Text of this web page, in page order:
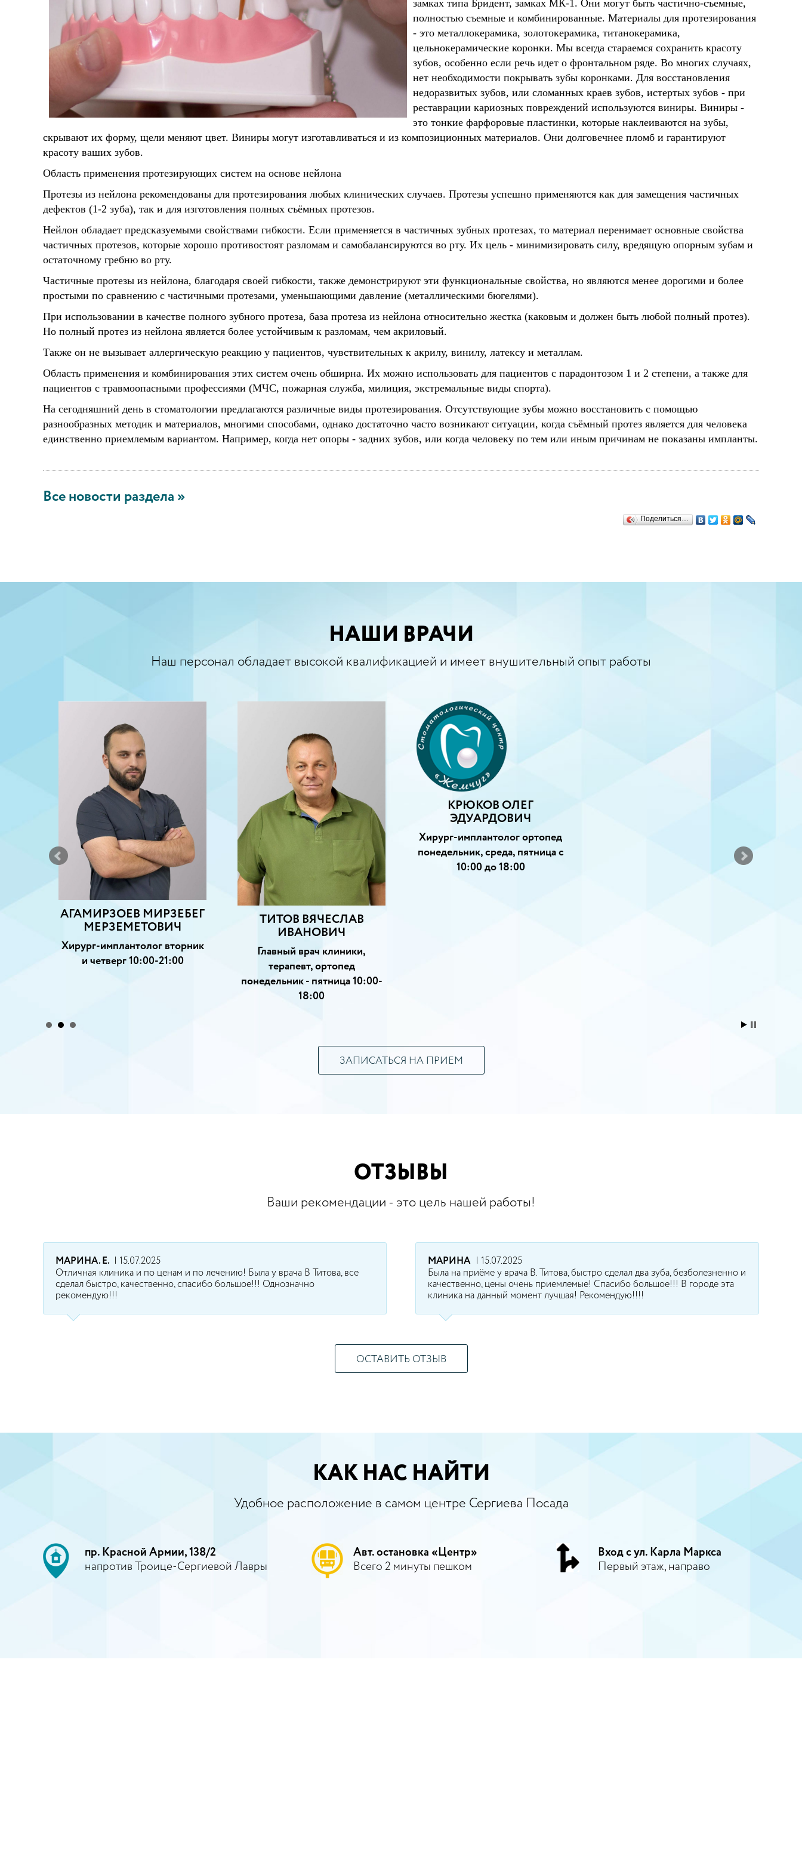
замках типа Бридент, замках МК-1. Они могут быть частично-съемные,
полностью съемные и комбинированные. Материалы для протезирования
- это металлокерамика, золотокерамика, титанокерамика,
цельнокерамические коронки. Мы всегда стараемся сохранить красоту
зубов, особенно если речь идет о фронтальном ряде. Во многих случаях,
нет необходимости покрывать зубы коронками. Для восстановления
недоразвитых зубов, или сломанных краев зубов, истертых зубов - при
реставрации кариозных повреждений используются виниры. Виниры -
это тонкие фарфоровые пластинки, которые наклеиваются на зубы,
скрывают их форму, щели меняют цвет. Виниры могут изготавливаться и из композиционных материалов. Они долговечнее пломб и гарантируют
красоту ваших зубов.
Область применения протезирующих систем на основе нейлона
Протезы из нейлона рекомендованы для протезирования любых клинических случаев. Протезы успешно применяются как для замещения частичных
дефектов (1-2 зуба), так и для изготовления полных съёмных протезов.
Нейлон обладает предсказуемыми свойствами гибкости. Если применяется в частичных зубных протезах, то материал перенимает основные свойства
частичных протезов, которые хорошо противостоят разломам и самобалансируются во рту. Их цель - минимизировать силу, вредящую опорным зубам и
остаточному гребню во рту.
Частичные протезы из нейлона, благодаря своей гибкости, также демонстрируют эти функциональные свойства, но являются менее дорогими и более
простыми по сравнению с частичными протезами, уменьшающими давление (металлическими бюгелями).
При использовании в качестве полного зубного протеза, база протеза из нейлона относительно жестка (каковым и должен быть любой полный протез).
Но полный протез из нейлона является более устойчивым к разломам, чем акриловый.
Также он не вызывает аллергическую реакцию у пациентов, чувствительных к акрилу, винилу, латексу и металлам.
Область применения и комбинирования этих систем очень обширна. Их можно использовать для пациентов с парадонтозом 1 и 2 степени, а также для
пациентов с травмоопасными профессиями (МЧС, пожарная служба, милиция, экстремальные виды спорта).
На сегодняшний день в стоматологии предлагаются различные виды протезирования. Отсутствующие зубы можно восстановить с помощью
разнообразных методик и материалов, многими способами, однако достаточно часто возникают ситуации, когда съёмный протез является для человека
единственно приемлемым вариантом. Например, когда нет опоры - задних зубов, или когда человеку по тем или иным причинам не показаны импланты.
Все новости раздела »
Поделиться…
НАШИ ВРАЧИ
Наш персонал обладает высокой квалификацией и имеет внушительный опыт работы
АГАМИРЗОЕВ МИРЗЕБЕГ
МЕРЗЕМЕТОВИЧ
Хирург-имплантолог вторник
и четверг 10:00-21:00
ТИТОВ ВЯЧЕСЛАВ
ИВАНОВИЧ
Главный врач клиники,
терапевт, ортопед
понедельник - пятница 10:00-
18:00
КРЮКОВ ОЛЕГ
ЭДУАРДОВИЧ
Хирург-имплантолог ортопед
понедельник, среда, пятница с
10:00 до 18:00
ЗАПИСАТЬСЯ НА ПРИЕМ
ОТЗЫВЫ
Ваши рекомендации - это цель нашей работы!
МАРИНА. Е.
| 15.07.2025
Отличная клиника и по ценам и по лечению! Была у врача В Титова, все
сделал быстро, качественно, спасибо большое!!! Однозначно
рекомендую!!!
МАРИНА
| 15.07.2025
Была на приёме у врача В. Титова, быстро сделал два зуба, безболезненно и
качественно, цены очень приемлемые! Спасибо большое!!! В городе эта
клиника на данный момент лучшая! Рекомендую!!!!
ОСТАВИТЬ ОТЗЫВ
КАК НАС НАЙТИ
Удобное расположение в самом центре Сергиева Посада
пр. Красной Армии, 138/2
напротив Троице-Сергиевой Лавры
Авт. остановка «Центр»
Всего 2 минуты пешком
Вход с ул. Карла Маркса
Первый этаж, направо